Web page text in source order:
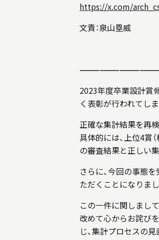
https://x.com/
文責：泉山塁威
2023年度卒業設計賞
く表彰が行われてし
正確な集計結果を再
具体的には、上位4賞
の審査結果と正しい
さらに、今回の事態を
ただくことになりまし
この一件に関しまし
改めて心からお詫び
じ、集計プロセスの